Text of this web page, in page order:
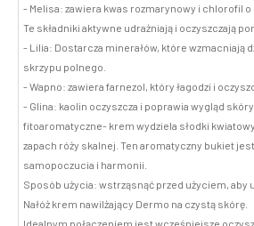
- Melisa: zawiera kwas rozmarynowy i chlorofil o
Te składniki aktywne udrażniają i oczyszczają
- Lilia: Dostarcza minerałów, które wzmacniają
skrzypu polnego.
- Wapno: zawiera farnezol, który łagodzi i
- Glina: kaolin oczyszcza i poprawia wygląd
fitoaromatyczne- krem wydziela słodki
zapach róży skalnej. Ten aromatyczny bukiet
samopoczucia i harmonii.
Sposób użycia: wstrząsnąć przed użyciem, aby
Nałóż krem nawilżający Dermo na czystą skórę.
Idealnym połączeniem jest wcześniejsze